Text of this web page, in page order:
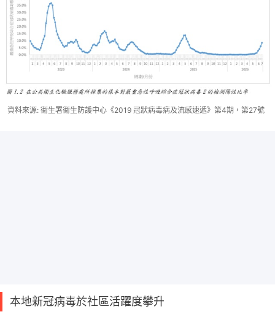
資料來源: 衞生署衞生防護中心《2019 冠狀病毒病及流感速遞》第4期，第27號
本地新冠病毒於社區活躍度攀升